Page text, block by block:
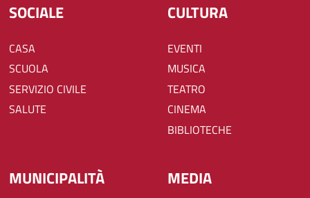
SOCIALE
CASA
SCUOLA
SERVIZIO CIVILE
SALUTE
CULTURA
EVENTI
MUSICA
TEATRO
CINEMA
BIBLIOTECHE
MUNICIPALITÀ MEDIA